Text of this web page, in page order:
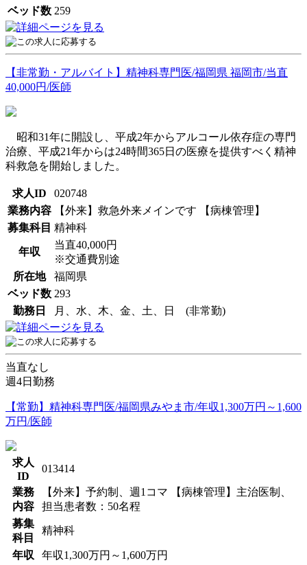
ベッド数 259
【非常勤・アルバイト】精神科専門医/福岡県 福岡市/当直
40,000円/医師
昭和31年に開設し、平成2年からアルコール依存症の専門
治療、平成21年からは24時間365日の医療を提供すべく精神
科救急を開始しました。
求人ID
020748
業務内容
【外来】救急外来メインです 【病棟管理】
募集科目 精神科
年収
当直40,000円
※交通費別途
所在地
福岡県
ベッド数 293
勤務日
月、水、木、金、土、日 (非常勤)
当直なし
週4日勤務
【常勤】精神科専門医/福岡県みやま市/年収1,300万円～1,600
万円/医師
求人
ID
013414
業務
内容
【外来】予約制、週1コマ 【病棟管理】主治医制、
担当患者数：50名程
募集
科目
精神科
年収
年収1,300万円～1,600万円